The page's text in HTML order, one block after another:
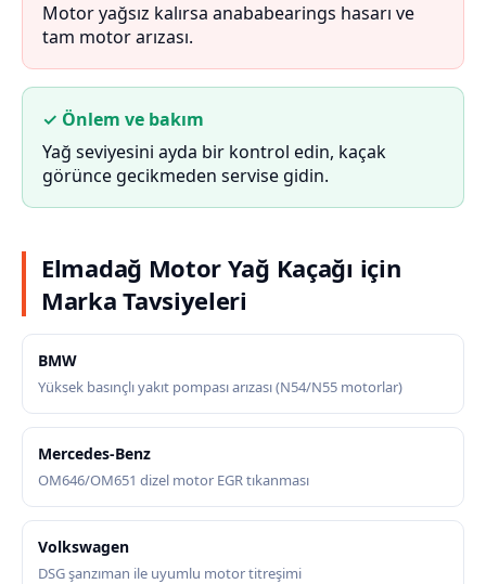
Motor yağsız kalırsa anababearings hasarı ve
tam motor arızası.
✓ Önlem ve bakım
Yağ seviyesini ayda bir kontrol edin, kaçak
görünce gecikmeden servise gidin.
Elmadağ Motor Yağ Kaçağı için
Marka Tavsiyeleri
BMW
Yüksek basınçlı yakıt pompası arızası (N54/N55 motorlar)
Mercedes-Benz
OM646/OM651 dizel motor EGR tıkanması
Volkswagen
DSG şanzıman ile uyumlu motor titreşimi